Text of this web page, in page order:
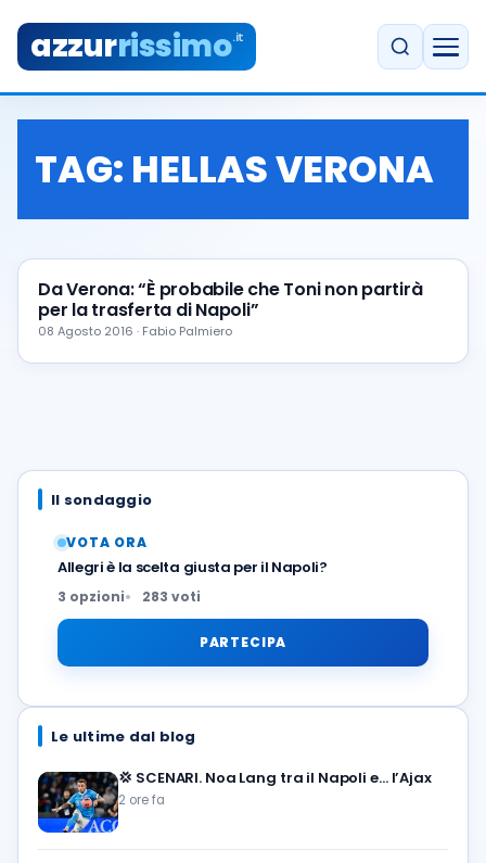
azzurrissimo.it
TAG: HELLAS VERONA
Da Verona: “È probabile che Toni non partirà
per la trasferta di Napoli”
08 Agosto 2016 · Fabio Palmiero
Il sondaggio
VOTA ORA
Allegri è la scelta giusta per il Napoli?
3 opzioni 283 voti
PARTECIPA
Le ultime dal blog
💢 SCENARI. Noa Lang tra il Napoli e… l’Ajax
2 ore fa